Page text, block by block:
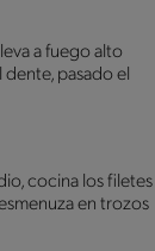
a fuego alto
pasado el
cocina los filetes
en trozos